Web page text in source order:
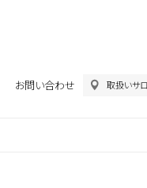
お問い合わせ 取扱いサ